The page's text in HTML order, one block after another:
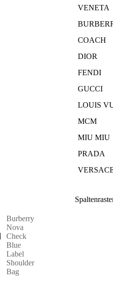
VENETA
COACH
DIOR
FENDI
GUCCI
LOUIS
MCM
MIU MIU
PRADA
Burberry
Nova
Check
Blue
Label
Shoulder
Bag